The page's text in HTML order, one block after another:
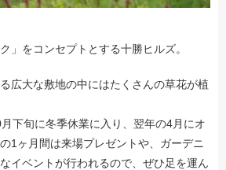
」をコンセプトとする十勝ヒルズ。
広大な敷地の中にはたくさんの草花が植
下旬に冬季休業に入り、翌年の4月にオ
1ヶ月間は来場プレゼントや、ガーデニ
イベントが行われるので、ぜひ足を運ん